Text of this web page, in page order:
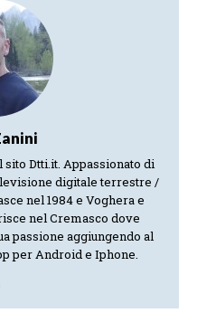
Dtti.it. Appassionato di
digitale terrestre /
nel 1984 e Voghera e
nel Cremasco dove
passione aggiungendo al
per Android e Iphone.